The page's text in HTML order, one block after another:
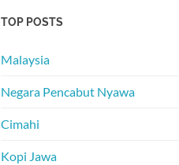
TOP POSTS
Malaysia
Negara Pencabut Nyawa
Cimahi
Kopi Jawa